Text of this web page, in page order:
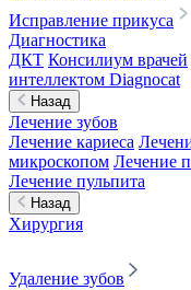
Исправление прикуса
Диагностика
ДКТ Консилиум врачей
интеллектом Diagnocat
Назад
Лечение зубов
Лечение кариеса
микроскопом Лечение
Лечение пульпита
Назад
Хирургия
Удаление зубов